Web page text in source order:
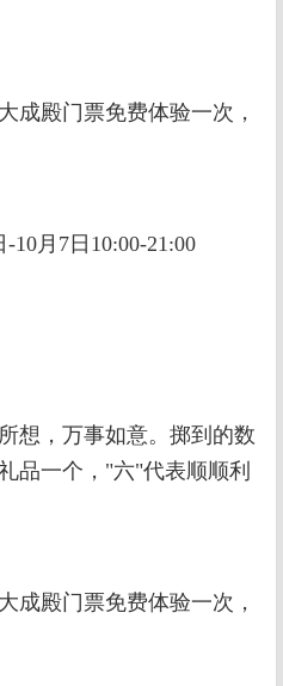
成殿门票免费体验一次，
10月7日10:00-21:00
想，万事如意。掷到的数
品一个，"六"代表顺顺利
成殿门票免费体验一次，